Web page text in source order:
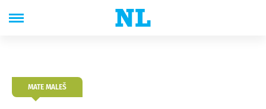
MATE MALEŠ